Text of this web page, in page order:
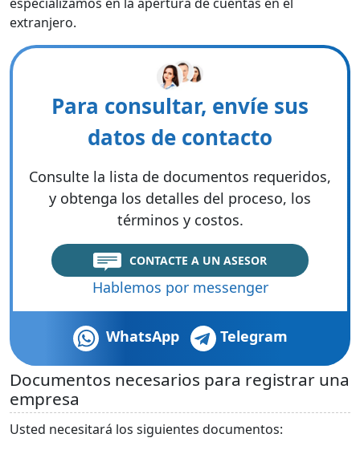
especializamos en la apertura de cuentas en el
extranjero.
Para consultar, envíe sus
datos de contacto
Consulte la lista de documentos requeridos,
y obtenga los detalles del proceso, los
términos y costos.
CONTACTE A UN ASESOR
Hablemos por messenger
WhatsApp Telegram
Documentos necesarios para registrar una
empresa
Usted necesitará los siguientes documentos: